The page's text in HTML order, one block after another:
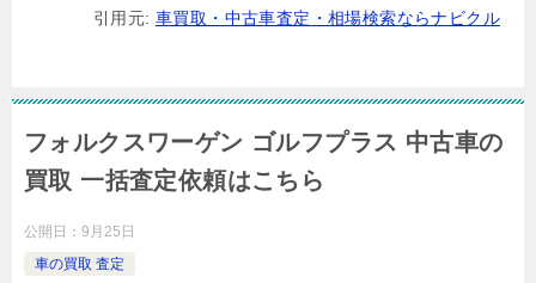
引用元: 車買取・中古車査定・相場検索ならナビクル
フォルクスワーゲン ゴルフプラス 中古車の
買取 一括査定依頼はこちら
公開日： 9月25日
車の買取 査定